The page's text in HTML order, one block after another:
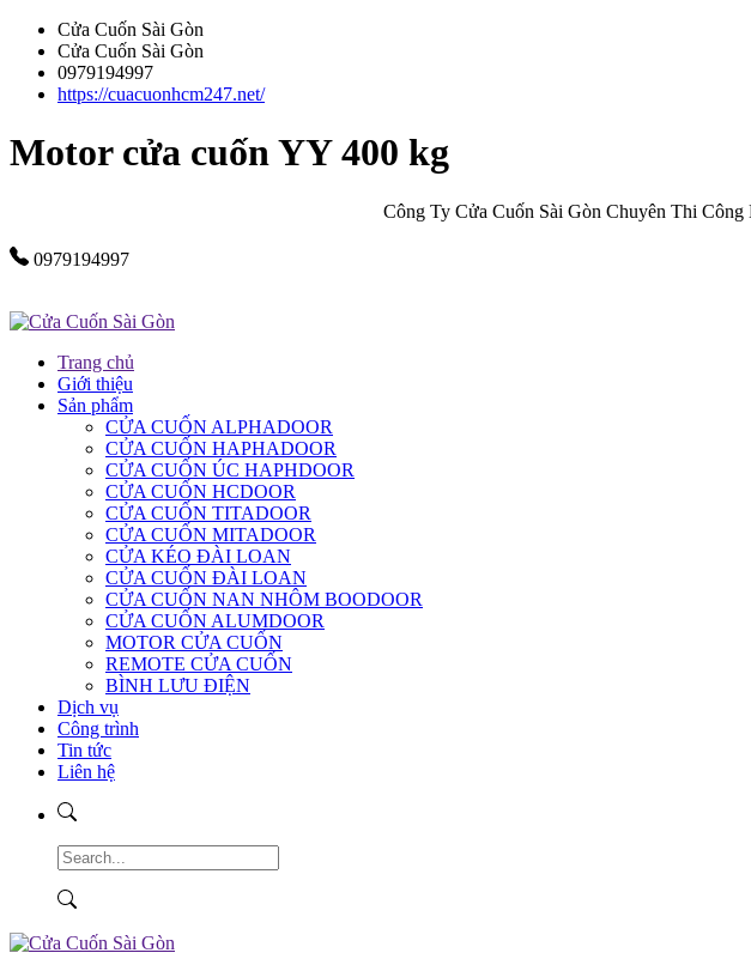
Cửa Cuốn Sài Gòn
Cửa Cuốn Sài Gòn
0979194997
https://cuacuonhcm247.net/
Motor cửa cuốn YY 400 kg
Công Ty Cửa Cuốn Sài Gòn Chuyên Thi Công Lắp
0979194997
Trang chủ
Giới thiệu
Sản phẩm
CỬA CUỐN ALPHADOOR
CỬA CUỐN HAPHADOOR
CỬA CUỐN ÚC HAPHDOOR
CỬA CUỐN HCDOOR
CỬA CUỐN TITADOOR
CỬA CUỐN MITADOOR
CỬA KÉO ĐÀI LOAN
CỬA CUỐN ĐÀI LOAN
CỬA CUỐN NAN NHÔM BOODOOR
CỬA CUỐN ALUMDOOR
MOTOR CỬA CUỐN
REMOTE CỬA CUỐN
BÌNH LƯU ĐIỆN
Dịch vụ
Công trình
Tin tức
Liên hệ